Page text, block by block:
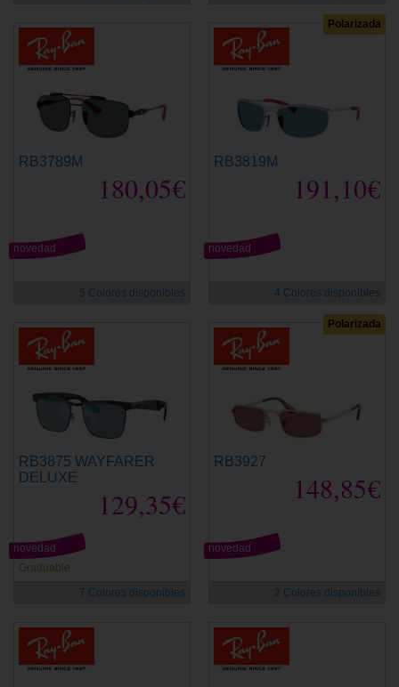
RB3789M
180,05€
novedad
5 Colores disponibles
Polarizada
RB3819M
191,10€
novedad
4 Colores disponibles
RB3875 WAYFARER
DELUXE
129,35€
Graduable
novedad
7 Colores disponibles
Polarizada
RB3927
148,85€
novedad
2 Colores disponibles